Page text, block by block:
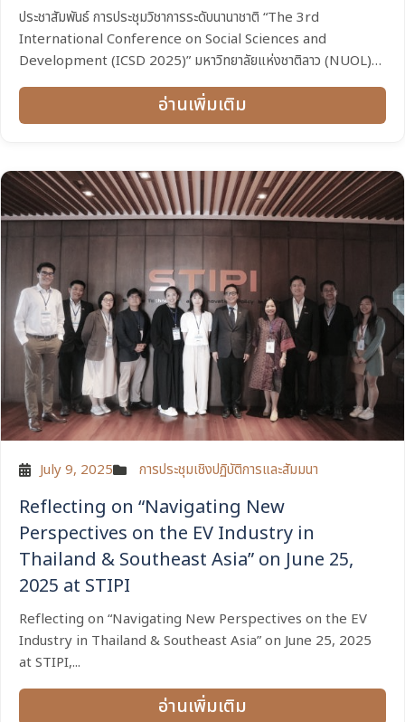
ประชาสัมพันธ์ การประชุมวิชาการระดับนานาชาติ “The 3rd
International Conference on Social Sciences and
Development (ICSD 2025)” มหาวิทยาลัยแห่งชาติลาว (NUOL)
ร่วมกับ สถาบันนโยบายวิทยาศาสตร์ เทคโนโลยีและนวัตกรรม (STIPI)ขอ
เชิญชวนนำส่งผลงานเพื่อนำเสนอผลงานวิจัยในการประชุมวิชาการระดับ
นานาชาติ “The...
อ่านเพิ่มเติม
July 9, 2025 การประชุมเชิงปฏิบัติการและสัมมนา
Reflecting on “Navigating New
Perspectives on the EV Industry in
Thailand & Southeast Asia” on June 25,
2025 at STIPI
Reflecting on “Navigating New Perspectives on the EV
Industry in Thailand & Southeast Asia” on June 25, 2025
at STIPI,...
อ่านเพิ่มเติม